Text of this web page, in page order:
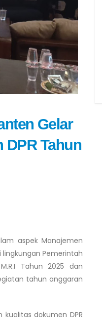
Gelar
DPR Tahun
aspek Manajemen
lingkungan Pemerintah
Tahun 2025 dan
tahun anggaran
dokumen DPR